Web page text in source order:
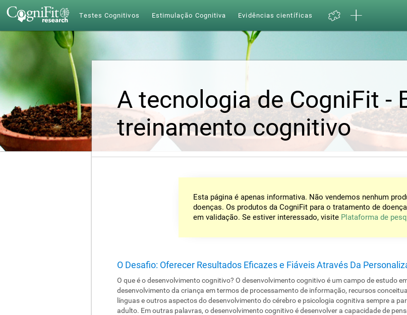
Testes Cognitivos Estimulação Cognitiva Evidências científicas
A tecnologia de CogniFit -
treinamento cognitivo
Esta página é apenas informativa. Não vendemos nenhum
doenças. Os produtos da CogniFit para o tratamento de
em validação. Se estiver interessado, visite Plataforma de
O Desafio: Oferecer Resultados Eficazes e Fiáveis Através Da
O que é o desenvolvimento cognitivo? O desenvolvimento cognitivo é um campo de estudo
desenvolvimento da criança em termos de processamento de informação, recursos
línguas e outros aspectos do desenvolvimento do cérebro e psicologia cognitiva sempre a
adulto. Em outras palavras, o desenvolvimento cognitivo é desenvolver a capacidade de